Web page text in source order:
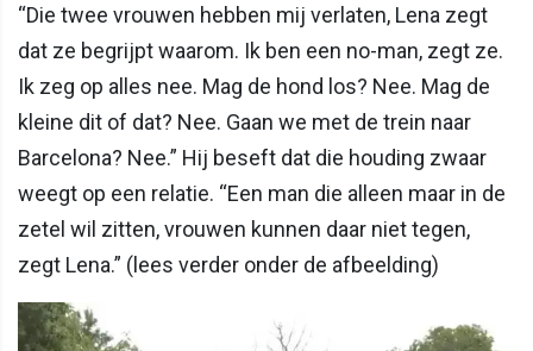
“Die twee vrouwen hebben mij verlaten, Lena zegt
dat ze begrijpt waarom. Ik ben een no-man, zegt ze.
Ik zeg op alles nee. Mag de hond los? Nee. Mag de
kleine dit of dat? Nee. Gaan we met de trein naar
Barcelona? Nee.” Hij beseft dat die houding zwaar
weegt op een relatie. “Een man die alleen maar in de
zetel wil zitten, vrouwen kunnen daar niet tegen,
zegt Lena.” (lees verder onder de afbeelding)